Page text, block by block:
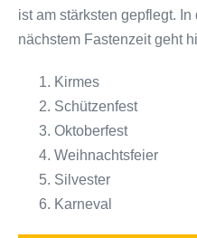
ist am stärksten gepflegt.
nächstem Fastenzeit geht
Kirmes
Schützenfest
Oktoberfest
Weihnachtsfeier
Silvester
Karneval